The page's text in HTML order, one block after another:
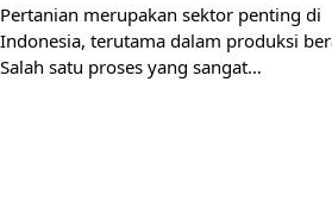
Pertanian merupakan sektor penting di
Indonesia, terutama dalam produksi
Salah satu proses yang sangat…